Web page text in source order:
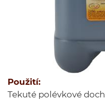
Jednodruhové koření
Kořenící směsi pro
Minutkové šťávy a
Ovoce sušené
Polévky
Použití:
Tekuté polévkové